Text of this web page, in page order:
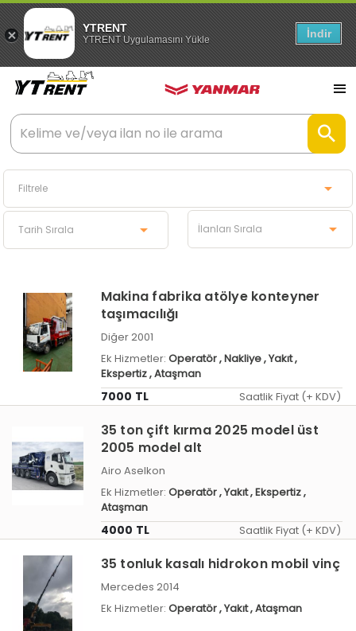
YTRENT
YTRENT Uygulamasını Yükle İndir
Makina fabrika atölye konteyner
taşımacılığı
Diğer 2001
Ek Hizmetler: Operatör, Nakliye, Yakıt,
Ekspertiz, Ataşman
7000 TL Saatlik Fiyat (+ KDV)
35 ton çift kırma 2025 model üst
2005 model alt
Airo Aselkon
Ek Hizmetler: Operatör, Yakıt, Ekspertiz,
Ataşman
4000 TL Saatlik Fiyat (+ KDV)
35 tonluk kasalı hidrokon mobil vinç
Mercedes 2014
Ek Hizmetler: Operatör, Yakıt, Ataşman